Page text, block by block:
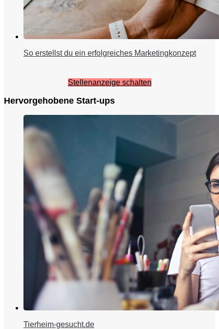
So erstellst du ein erfolgreiches Marketingkonzept
Stellenanzeige schalten
Hervorgehobene Start-ups
Tierheim-gesucht.de